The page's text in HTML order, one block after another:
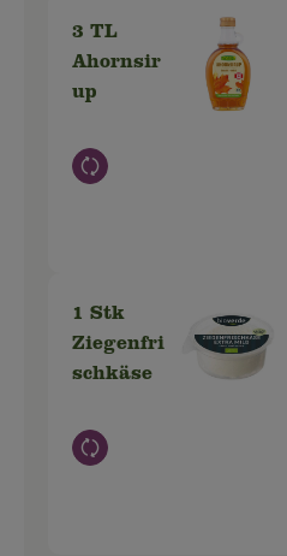
3 TL
Ahornsir
up
Auswahl ändern
1 Stk
Ziegenfri
schkäse
Auswahl ändern